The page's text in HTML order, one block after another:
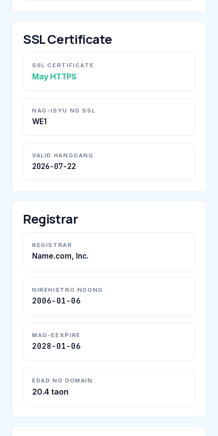
SSL Certificate
SSL CERTIFICATE
May HTTPS
NAG-ISYU NG SSL
WE1
VALID HANGGANG
2026-07-22
Registrar
REGISTRAR
Name.com, Inc.
NIREHISTRO NOONG
2006-01-06
MAG-EEXPIRE
2028-01-06
EDAD NG DOMAIN
20.4 taon